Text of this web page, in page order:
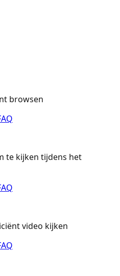
browsen
te kijken tijdens het
video kijken